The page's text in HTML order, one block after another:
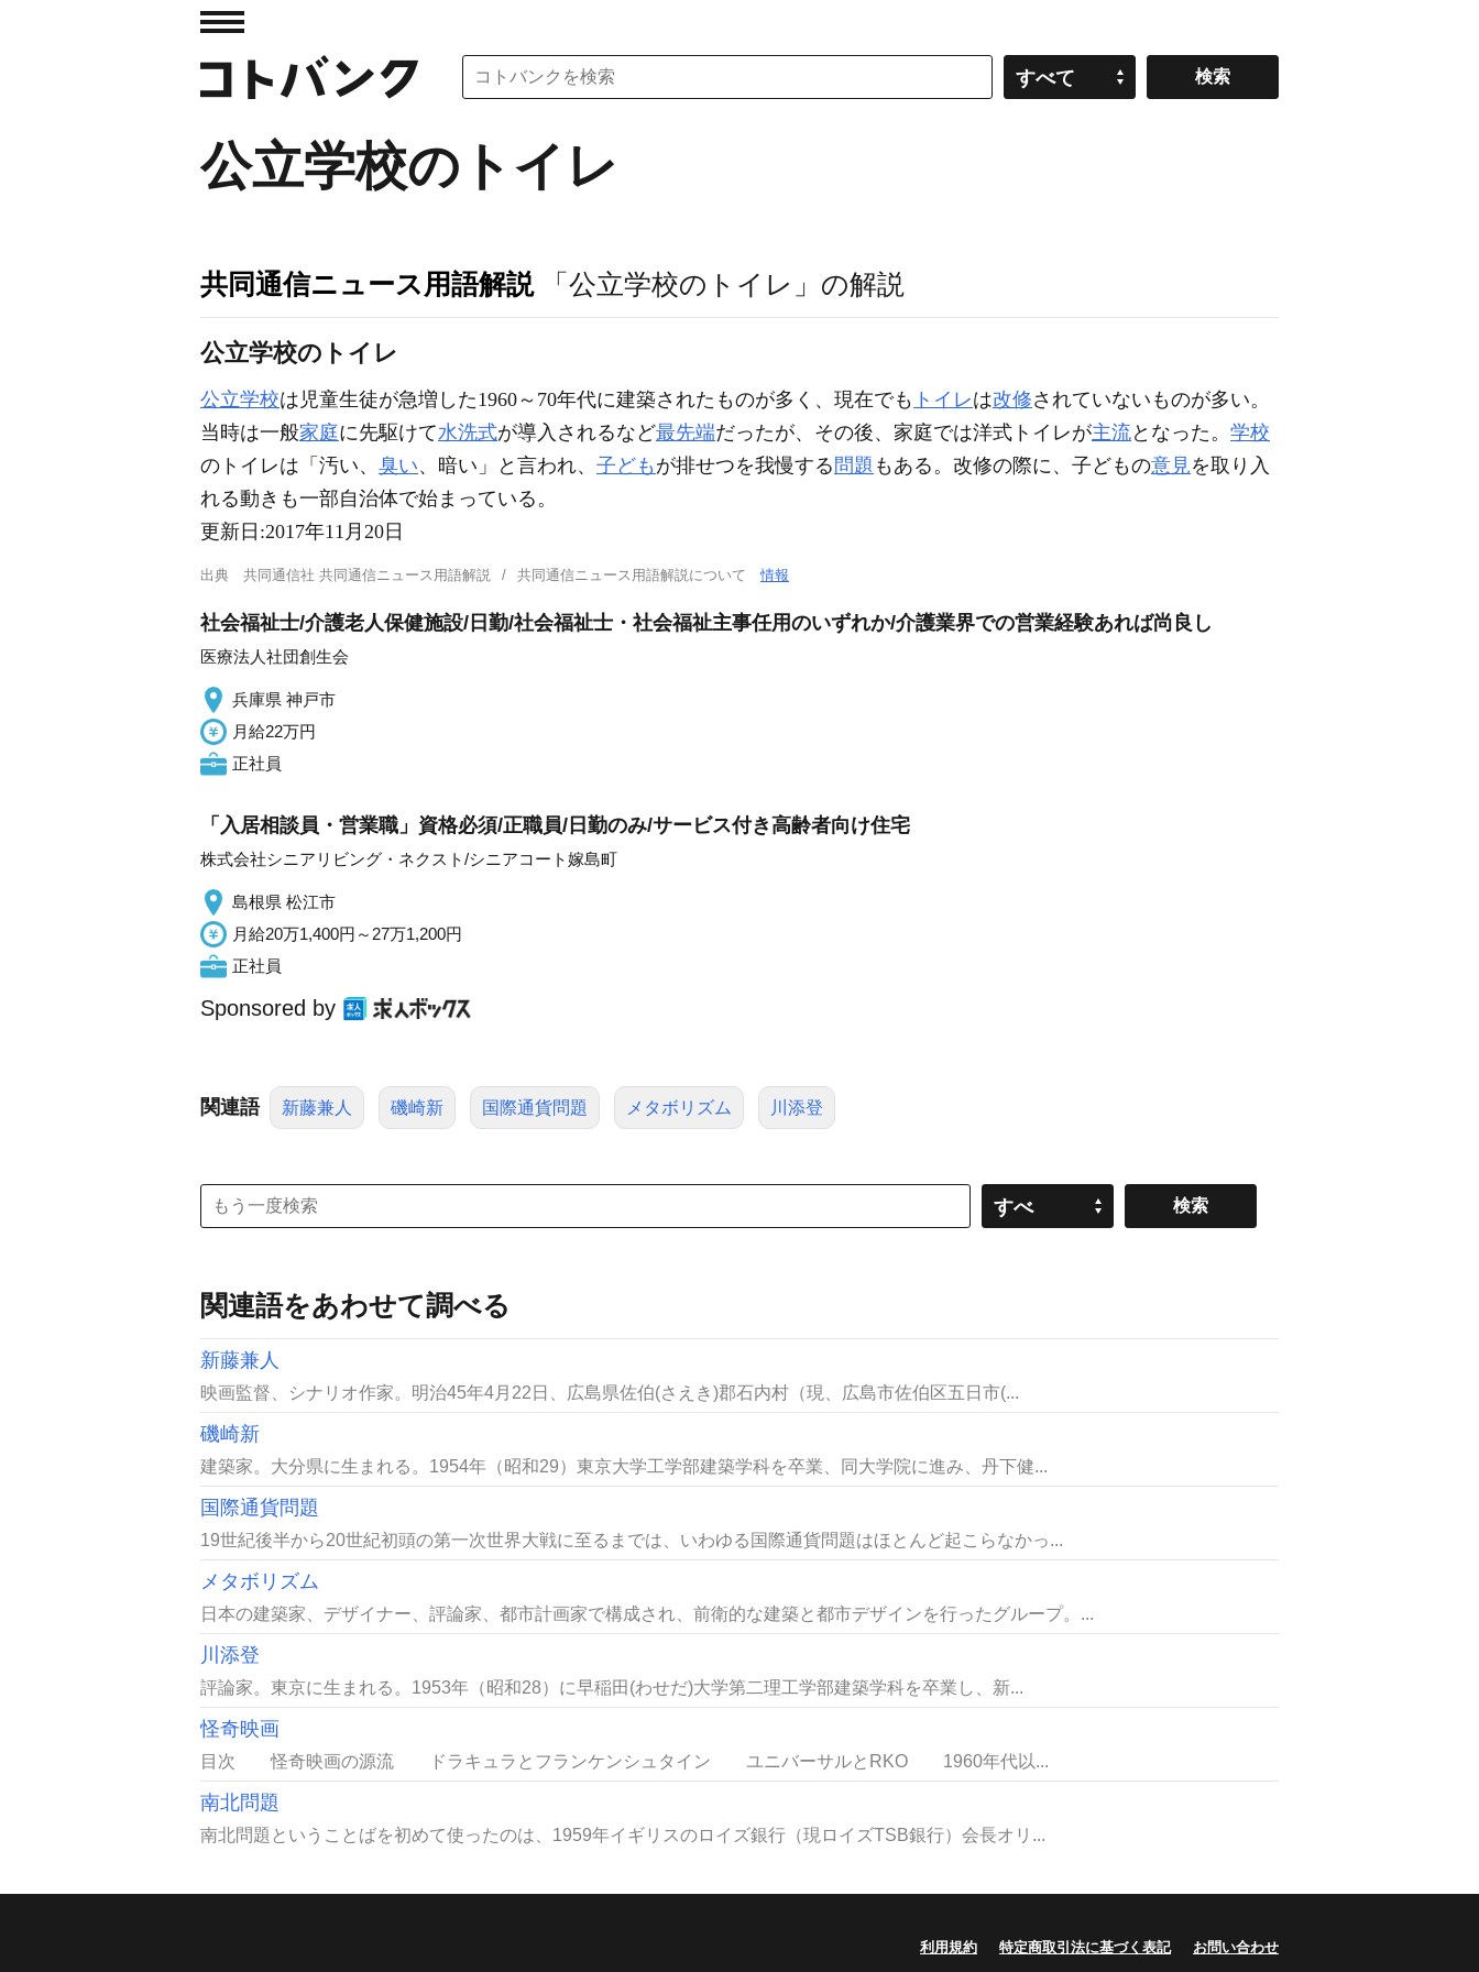
すべて
公立学校のトイレ
共同通信ニュース用語解説「公立学校のトイレ」の解説
公立学校のトイレ
公立学校は児童生徒が急増した1960～70年代に建築されたものが多く、現在でも トイレは改修されていないものが多い。
当時は一般家庭に先駆けて水洗式が導入されるなど最先端だったが、その後、家庭では洋式トイレが主流となった。 学校
のトイレは「汚い、 臭い、暗い」と言われ、 子ども が排せつを我慢する 問題 もある。改修の際に、子どもの意見を取り入
れる動きも一部自治体で始まっている。
更新日:2017年11月20日
出典 共同通信社 共同通信ニュース用語解説 共同通信ニュース用語解説について情報
社会福祉士/介護老人保健施設/日勤/社会福祉士・社会福祉主事任用のいずれか/介護業界での営業経験あれば尚良し
医療法人社団創生会
兵庫県 神戸市
月給22万円
正社員
「入居相談員・営業職」資格必須/正職員/日勤のみ/サービス付き高齢者向け住宅
株式会社シニアリビング・ネクスト/シニアコート嫁島町
島根県 松江市
月給20万1,400円～27万1,200円
正社員
Sponsored by
関連語 新藤兼人 磯崎新 国際通貨問題 メタボリズム 川添登
すべ
関連語をあわせて調べる
新藤兼人
映画監督、シナリオ作家。明治45年4月22日、広島県佐伯(さえき)郡石内村（現、広島市佐伯区五日市(...
磯崎新
建築家。大分県に生まれる。1954年（昭和29）東京大学工学部建築学科を卒業、同大学院に進み、丹下健...
国際通貨問題
19世紀後半から20世紀初頭の第一次世界大戦に至るまでは、いわゆる国際通貨問題はほとんど起こらなかっ...
メタボリズム
日本の建築家、デザイナー、評論家、都市計画家で構成され、前衛的な建築と都市デザインを行ったグループ。...
川添登
評論家。東京に生まれる。1953年（昭和28）に早稲田(わせだ)大学第二理工学部建築学科を卒業し、新...
怪奇映画
目次 怪奇映画の源流 ドラキュラとフランケンシュタイン ユニバーサルとRKO 1960年代以...
南北問題
南北問題ということばを初めて使ったのは、1959年イギリスのロイズ銀行（現ロイズTSB銀行）会長オリ...
利用規約 特定商取引法に基づく表記 お問い合わせ